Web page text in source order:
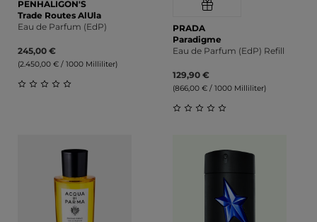
PENHALIGON'S
Trade Routes AlUla
Eau de Parfum (EdP)
245,00 €
(2.450,00 € / 1000 Milliliter)
Durchschnittliche Bewertung von 0 von 5 Sternen
PRADA
Paradigme
Eau de Parfum (EdP) Refill
129,90 €
(866,00 € / 1000 Milliliter)